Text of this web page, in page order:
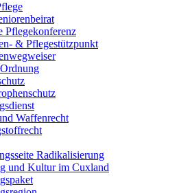
Pflegekonferenz
& Pflegestützpunkt
Waffenrecht
Radikalisierung
und Kultur im Cuxland